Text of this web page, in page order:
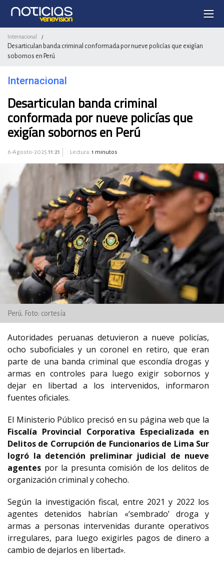
Internacional /
Desarticulan banda criminal conformada por nueve policías que exigían
sobornos en Perú
Internacional
Desarticulan banda criminal
conformada por nueve policías que
exigían sobornos en Perú
6-Agosto-2025 11:21 Lectura: 1 minutos
Perú. Foto: cortesía
Autoridades peruanas detuvieron a nueve policías,
ocho suboficiales y un coronel en retiro, que eran
parte de una banda criminal que escondía drogas y
armas en controles para luego exigir sobornos y
dejar en libertad a los intervenidos, informaron
fuentes oficiales.
El Ministerio Público precisó en su página web que la
Fiscalía Provincial Corporativa Especializada en
Delitos de Corrupción de Funcionarios de Lima Sur
logró la detención preliminar judicial de nueve
agentes por la presunta comisión de los delitos de
organización criminal y cohecho.
Según la investigación fiscal, entre 2021 y 2022 los
agentes detenidos habrían «‘sembrado’ droga y
armas a personas intervenidas durante operativos
irregulares, para luego exigirles pagos de dinero a
cambio de dejarlos en libertad».